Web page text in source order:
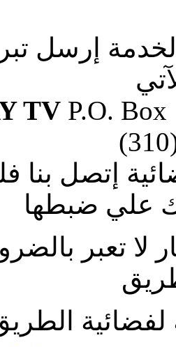
إرسل
TVP.O. Box
إتصل بنا
علي ضبطها
لا تعبر